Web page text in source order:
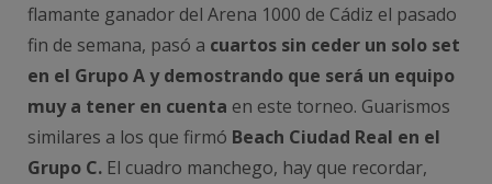
flamante ganador del Arena 1000 de Cádiz el pasado
fin de semana, pasó a cuartos sin ceder un solo set
en el Grupo A y demostrando que será un equipo
muy a tener en cuenta en este torneo. Guarismos
similares a los que firmó Beach Ciudad Real en el
Grupo C. El cuadro manchego, hay que recordar,